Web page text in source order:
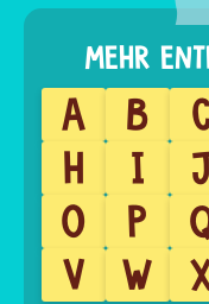
A B
H
I
O
P
V
W